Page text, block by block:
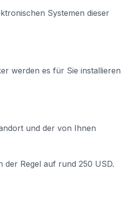
Systemen dieser
werden es für Sie installieren
und der von Ihnen
der Regel auf rund 250 USD.